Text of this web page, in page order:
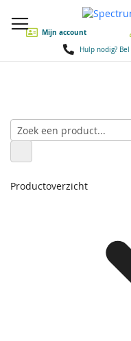
Mijn account
Hulp nodig? Bel
Productoverzicht